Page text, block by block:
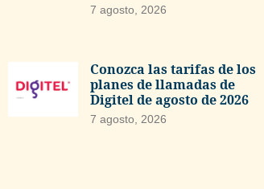
7 agosto, 2026
Conozca las tarifas de los
planes de llamadas de
Digitel de agosto de 2026
7 agosto, 2026